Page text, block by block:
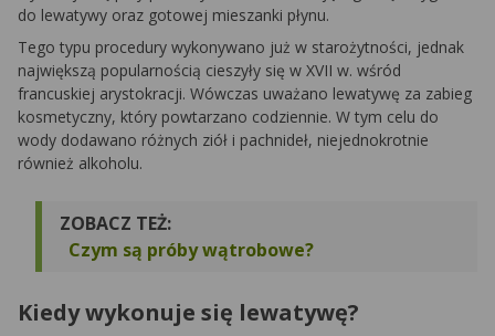
do lewatywy oraz gotowej mieszanki płynu.
Tego typu procedury wykonywano już w starożytności, jednak
największą popularnością cieszyły się w XVII w. wśród
francuskiej arystokracji. Wówczas uważano lewatywę za zabieg
kosmetyczny, który powtarzano codziennie. W tym celu do
wody dodawano różnych ziół i pachnideł, niejednokrotnie
również alkoholu.
ZOBACZ TEŻ:
Czym są próby wątrobowe?
Kiedy wykonuje się lewatywę?